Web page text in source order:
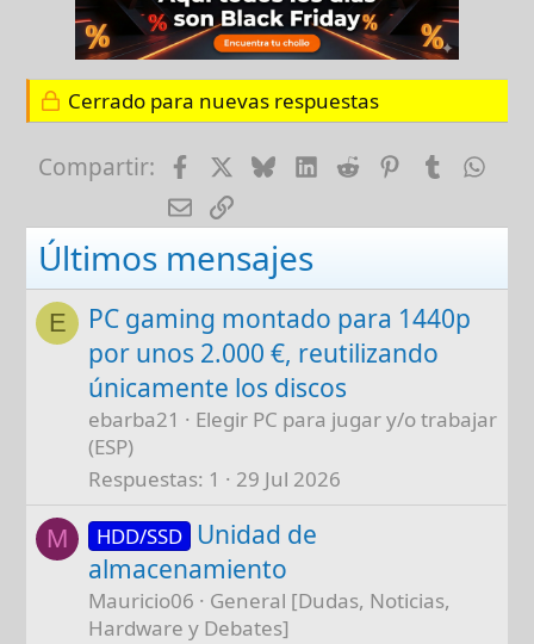
Cerrado para nuevas respuestas
Compartir: FacebookBlueskyLinkedIn
RedditPinterest
Tumblr
E-mailEnlace
Últimos mensajes
E
PC gaming montado para 1440p
por unos 2.000 €, reutilizando
únicamente los discos
ebarba21
Elegir PC para jugar y/o trabajar
(ESP)
Respuestas 1 29 Jul 2026
M HDD/SSD Unidad de
almacenamiento
Mauricio06
General [Dudas, Noticias,
Hardware y Debates]